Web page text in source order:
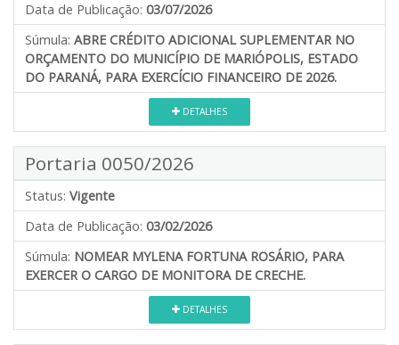
Data de Publicação: 03/07/2026
Súmula: ABRE CRÉDITO ADICIONAL SUPLEMENTAR NO
ORÇAMENTO DO MUNICÍPIO DE MARIÓPOLIS, ESTADO
DO PARANÁ, PARA EXERCÍCIO FINANCEIRO DE 2026.
DETALHES
Portaria 0050/2026
Status: Vigente
Data de Publicação: 03/02/2026
Súmula: NOMEAR MYLENA FORTUNA ROSÁRIO, PARA
EXERCER O CARGO DE MONITORA DE CRECHE.
DETALHES